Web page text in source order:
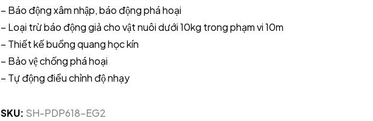
– Báo động xâm nhập, báo động phá hoại
– Loại trừ báo động giả cho vật nuôi dưới 10kg trong phạm vi 10m
– Thiết kế buồng quang học kín
– Bảo vệ chống phá hoại
– Tự động điều chỉnh độ nhạy
SKU: SH-PDP618-EG2